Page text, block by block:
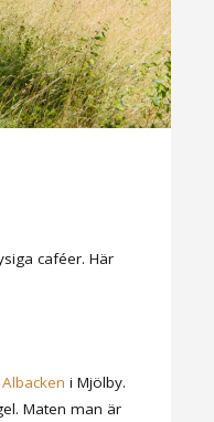
caféer. Här
i Mjölby.
Maten man är